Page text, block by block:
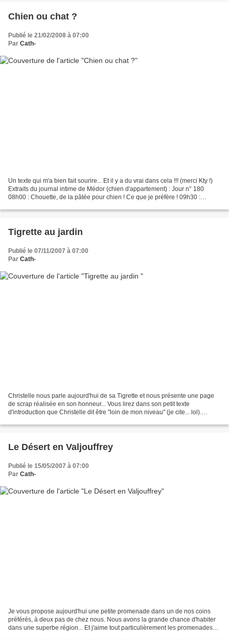
Chien ou chat ?
Publié le 21/02/2008 à 07:00
Par Cath-
Un texte qui m'a bien fait sourire... Et il y a du vrai dans cela !!! (merci Kty !)
Extraits du journal intime de Médor (chien d'appartement) : Jour n° 180
08h00 : Chouette, de la pâtée pour chien ! Ce que je préfère ! 09h30 :
Tigrette au jardin
Publié le 07/11/2007 à 07:00
Par Cath-
Christelle nous parle aujourd'hui de sa Tigrette et nous présente une page
de scrap réalisée en son honneur... Vous lirez dans son petit texte
d'introduction que Christelle dit être "loin de mon niveau" (je cite... lol).
Le Désert en Valjouffrey
Publié le 15/05/2007 à 07:00
Par Cath-
Je vous propose aujourd'hui une petite promenade dans un de nos coins
préférés, à deux pas de chez nous. Nous avons la grande chance d'habiter
dans une superbe région... Et j'aime tout particulièrement les promenades